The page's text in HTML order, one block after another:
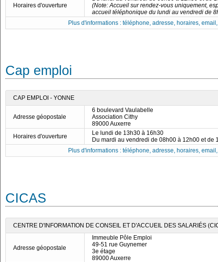
Horaires d'ouverture
(Note: Accueil sur rendez-vous uniquement,
accueil téléphonique du lundi au vendredi de
Plus d'informations : téléphone, adresse, horaires,
Cap emploi
CAP EMPLOI - YONNE
Adresse géopostale
6 boulevard Vaulabelle
Association Cithy
89000 Auxerre
Horaires d'ouverture
Le lundi de 13h30 à 16h30
Du mardi au vendredi de 08h00 à 12h00 et de
Plus d'informations : téléphone, adresse, horaires,
CICAS
CENTRE D'INFORMATION DE CONSEIL ET D'ACCUEIL DES SALARIÉS
Adresse géopostale
Immeuble Pôle Emploi
49-51 rue Guynemer
3e étage
89000 Auxerre